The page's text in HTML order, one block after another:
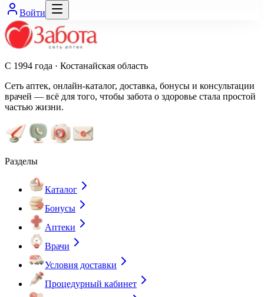
Войти
С 1994 года · Костанайская область
Сеть аптек, онлайн-каталог, доставка, бонусы и консультации
врачей — всё для того, чтобы забота о здоровье стала простой
частью жизни.
Разделы
Каталог
Бонусы
Аптеки
Врачи
Условия доставки
Процедурный кабинет